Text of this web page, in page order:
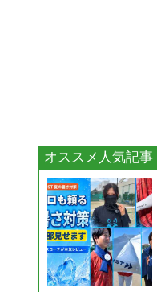
オススメ人気記事